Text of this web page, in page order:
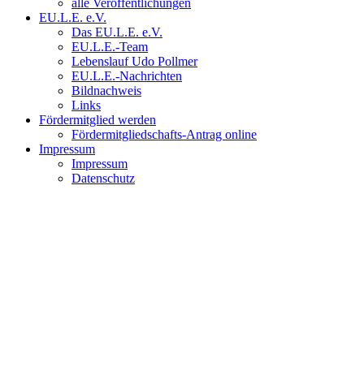
alle Veröffentlichungen
EU.L.E. e.V.
Das EU.L.E. e.V.
EU.L.E.-Team
Lebenslauf Udo Pollmer
EU.L.E.-Nachrichten
Bildnachweis
Links
Fördermitglied werden
Fördermitgliedschafts-Antrag online
Impressum
Impressum
Datenschutz